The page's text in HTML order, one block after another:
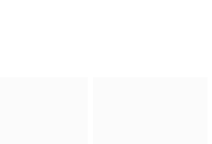
孩子威德林（榎木淳弥 配音）。虽说
雅王后的追杀，目的在于以她为祭品